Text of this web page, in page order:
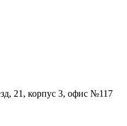
21, корпус 3, офис №117